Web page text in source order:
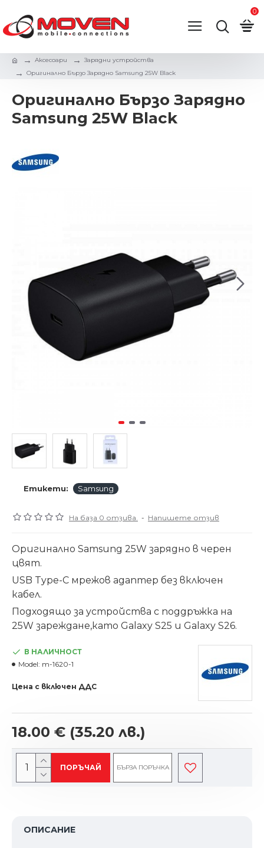
0
Аксесоари
Зарядни устройствa
Оригинално Бързо Зарядно Samsung 25W Black
Оригинално Бързо Зарядно
Samsung 25W Black
Етикети: Samsung
На база 0 отзива. - Напишете отзив
18.00 € (35.20 лв.)
В НАЛИЧНОСТ
Model: m-1620-1
Цена с включен ДДС
ПОРЪЧАЙ БЪРЗА ПОРЪЧКА
Оригинално Samsung 25W зарядно в черен
цвят.
USB Type-C мрежов адаптер без включен
кабел.
Подходящо за устройства с поддръжка на
25W зареждане,като Galaxy S25 и Galaxy S26.
ОПИСАНИЕ